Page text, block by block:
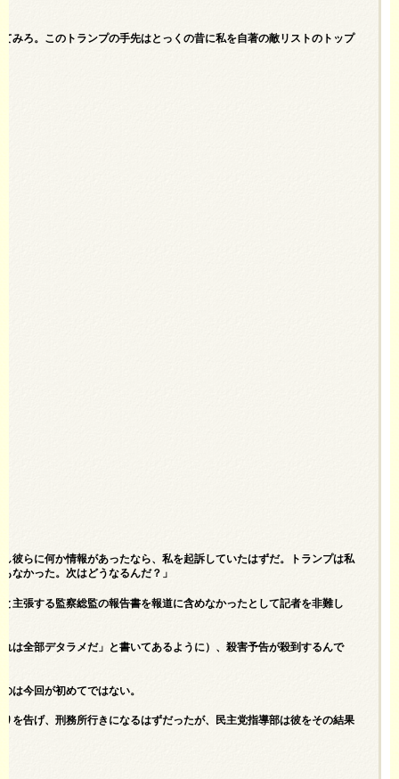
みろ。このトランプの手先はとっくの昔に私を自著の敵リストのトップ
彼らに何か情報があったなら、私を起訴していたはずだ。トランプは私
なかった。次はどうなるんだ？」
主張する監察総監の報告書を報道に含めなかったとして記者を非難し
は全部デタラメだ」と書いてあるように）、殺害予告が殺到するんで
は今回が初めてではない。
を告げ、刑務所行きになるはずだったが、民主党指導部は彼をその結果